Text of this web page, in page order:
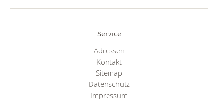
Service
Adressen
Kontakt
Sitemap
Datenschutz
Impressum